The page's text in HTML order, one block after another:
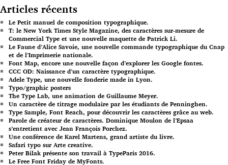
Articles récents
Le Petit manuel de composition typographique.
T: le New York Times Style Magazine, des caractères sur-mesure de
Commercial Type et une nouvelle maquette de Patrick Li.
Le Faune d’Alice Savoie, une nouvelle commande typographique du Cnap
et de l’Imprimerie nationale.
Font Map, encore une nouvelle façon d’explorer les Google fontes.
CCC OD: Naissance d’un caractère typographique.
Adele Type, une nouvelle fonderie made in Lyon.
Typo/graphic posters
The Type Lab, une animation de Guillaume Meyer.
Un caractère de titrage modulaire par les étudiants de Penninghen.
Type Sample, Font Reach, pour découvrir les caractères grâce au web.
Parole de créateur de caractères. Dominique Moulon de l’Epsaa
s’entretient avec Jean François Porchez.
Une conférence de Karel Martens, grand artiste du livre.
Safari typo sur Arte creative.
Peter Bilak présente son travail à TypeParis 2016.
Le Free Font Friday de MyFonts.